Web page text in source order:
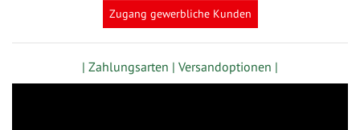
Zugang gewerbliche Kunden
| Zahlungsarten | Versandoptionen |